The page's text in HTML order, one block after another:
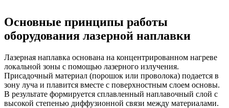
Основные принципы работы
оборудования лазерной наплавки
Лазерная наплавка основана на концентрированном нагреве
локальной зоны с помощью лазерного излучения.
Присадочный материал (порошок или проволока) подается в
зону луча и плавится вместе с поверхностным слоем основы.
В результате формируется сплавленный наплавочный слой с
высокой степенью диффузионной связи между материалами.